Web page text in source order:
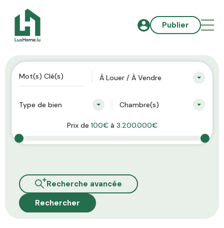
Publier
À Louer / À Vendre
Type de bien Chambre(s)
Prix de 100€à 3.200.000€
Recherche avancée
Rechercher